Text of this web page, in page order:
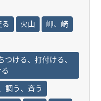
火山
岬、崎
ける、打付ける、
調う、斉う